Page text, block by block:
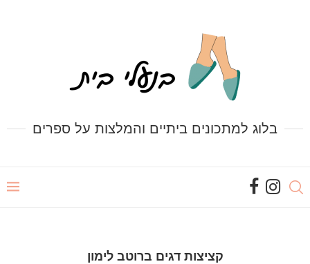
בלוג למתכונים ביתיים והמלצות על ספרים
קציצות דגים ברוטב לימון